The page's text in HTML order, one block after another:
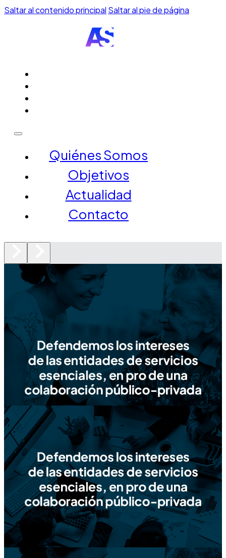
Saltar al contenido principal Saltar al pie de página
Quiénes Somos
Objetivos
Actualidad
Contacto